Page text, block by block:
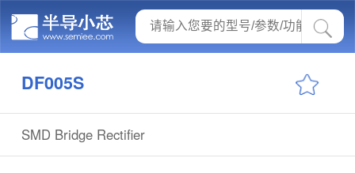
DF005S
SMD Bridge Rectifier